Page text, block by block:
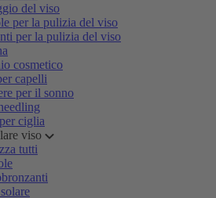
del viso
per la pulizia del viso
per la pulizia del viso
cosmetico
capelli
per il sonno
ciglia
viso
tutti